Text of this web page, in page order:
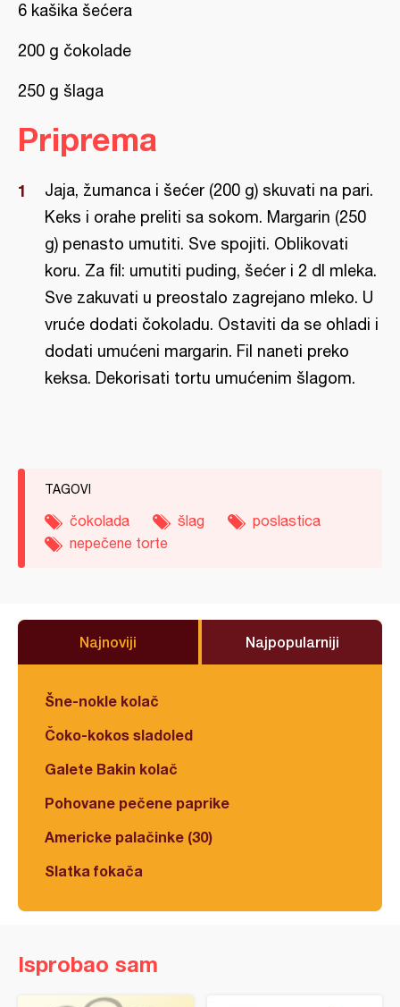
6 kašika šećera
200 g čokolade
250 g šlaga
Priprema
Jaja, žumanca i šećer (200 g) skuvati na pari.
Keks i orahe preliti sa sokom. Margarin (250
g) penasto umutiti. Sve spojiti. Oblikovati
koru. Za fil: umutiti puding, šećer i 2 dl mleka.
Sve zakuvati u preostalo zagrejano mleko. U
vruće dodati čokoladu. Ostaviti da se ohladi i
dodati umućeni margarin. Fil naneti preko
keksa. Dekorisati tortu umućenim šlagom.
TAGOVI
čokolada šlag
poslastica
nepečene torte
Najnoviji Najpopularniji
Šne-nokle kolač
Čoko-kokos sladoled
Galete Bakin kolač
Pohovane pečene paprike
Americke palačinke (30)
Slatka fokača
Isprobao sam